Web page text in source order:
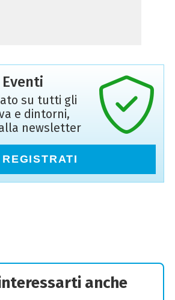
su tutti gli
e dintorni,
newsletter
REGISTRATI
anche